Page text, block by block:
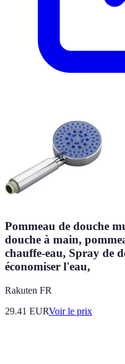
Pommeau de douche
douche à main,
chauffe-eau, Spray de
économiser l'eau,
Rakuten FR
29.41 EURVoir le prix